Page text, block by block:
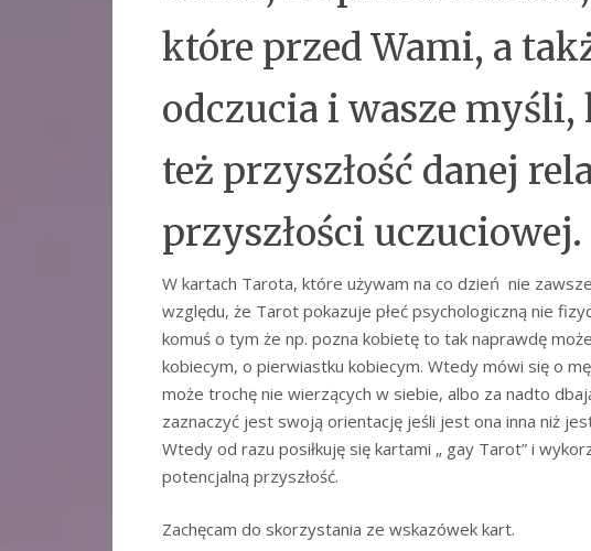
które przed Wami, a
odczucia i wasze
też przyszłość danej
przyszłości uczuciowej.
W kartach Tarota, które używam na co dzień nie
względu, że Tarot pokazuje płeć psychologiczną nie
komuś o tym że np. pozna kobietę to tak naprawdę
kobiecym, o pierwiastku kobiecym. Wtedy mówi się o
może trochę nie wierzących w siebie, albo za nadto
zaznaczyć jest swoją orientację jeśli jest ona inna niż
Wtedy od razu posiłkuję się kartami „ gay Tarot” i
potencjalną przyszłość.
Zachęcam do skorzystania ze wskazówek kart.